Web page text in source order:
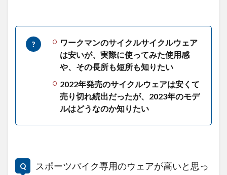
ワークマンのサイクルサイクルウェア
は安いが、実際に使ってみた使用感
や、その長所も短所も知りたい
2022年発売のサイクルウェアは安くて
売り切れ続出だったが、2023年のモデ
ルはどうなのか知りたい
スポーツバイク専用のウェアが高いと思っ